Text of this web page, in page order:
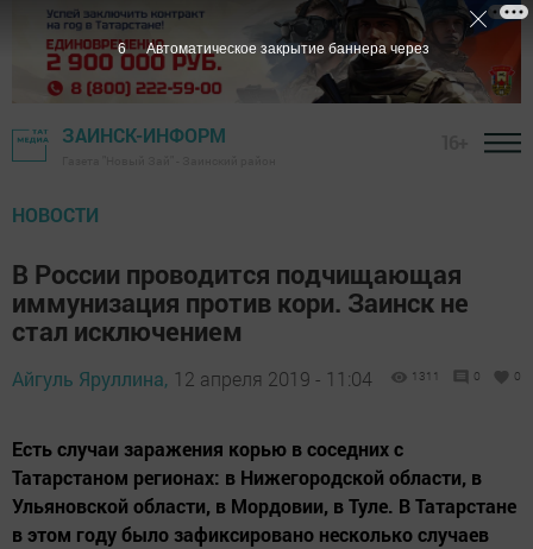
ЗАИНСК-ИНФОРМ
НОВОСТИ
В России проводится подчищающая
иммунизация против кори. Заинск не
стал исключением
Айгуль Яруллина, 12 апреля 2019 - 11:04 1311 0 0
Есть случаи заражения корью в соседних с
Татарстаном регионах: в Нижегородской области, в
Ульяновской области, в Мордовии, в Туле. В Татарстане
в этом году было зафиксировано несколько случаев
5 Автоматическое закрытие баннера через